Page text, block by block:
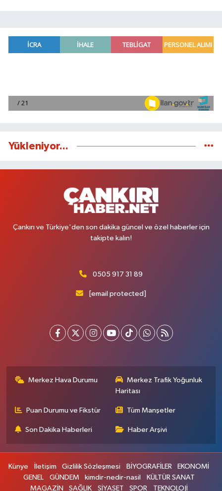
Yükleniyor...
Çankırı ve Türkiye'den son dakika güncel ve özel haberler için
takipte kalın!
0505 917 31 89
[email protected]
Merkez Hava Durumu
Merkez Trafik Yoğunluk
Haritası
Puan Durumu ve Fikstür Tüm Manşetler
Son Dakika Haberleri Haber Arşivi
Künye İletişim Gizlilik Sözleşmesi BİYOGRAFİLER
EKONOMİ
GENEL
GÜNDEM kimdir-nedir-nasil
KÜLTÜR SANAT
MAGAZİN
SAĞLIK SİYASET SPOR TEKNOLOJİ